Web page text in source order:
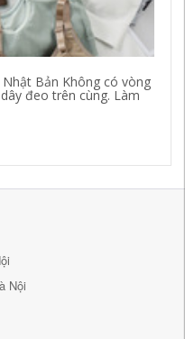
Bản Không có vòng
đeo trên cùng. Làm
Nội